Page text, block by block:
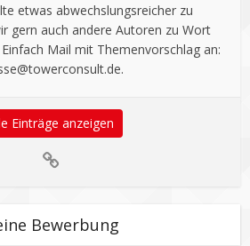
etwas abwechslungsreicher zu
gern auch andere Autoren zu Wort
Mail mit Themenvorschlag an:
.
Einträge anzeigen
Bewerbung